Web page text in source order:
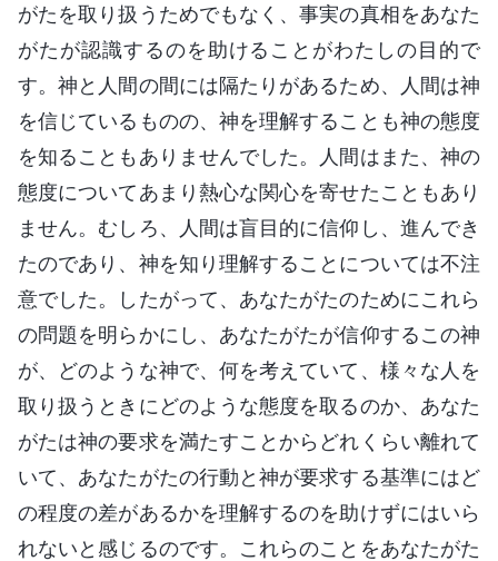
がたを取り扱うためでもなく、事実の真相をあなた
がたが認識するのを助けることがわたしの目的で
す。神と人間の間には隔たりがあるため、人間は神
を信じているものの、神を理解することも神の態度
を知ることもありませんでした。人間はまた、神の
態度についてあまり熱心な関心を寄せたこともあり
ません。むしろ、人間は盲目的に信仰し、進んでき
たのであり、神を知り理解することについては不注
意でした。したがって、あなたがたのためにこれら
の問題を明らかにし、あなたがたが信仰するこの神
が、どのような神で、何を考えていて、様々な人を
取り扱うときにどのような態度を取るのか、あなた
がたは神の要求を満たすことからどれくらい離れて
いて、あなたがたの行動と神が要求する基準にはど
の程度の差があるかを理解するのを助けずにはいら
れないと感じるのです。これらのことをあなたがた